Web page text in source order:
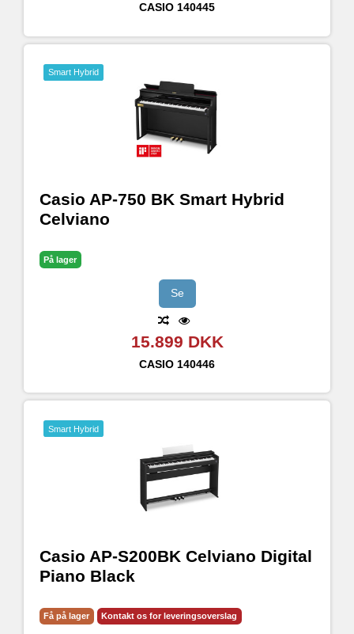
CASIO 140445
Smart Hybrid
Casio AP-750 BK Smart Hybrid
Celviano
På lager
Se
15.899 DKK
CASIO 140446
Smart Hybrid
Casio AP-S200BK Celviano Digital
Piano Black
Få på lager Kontakt os for leveringsoverslag